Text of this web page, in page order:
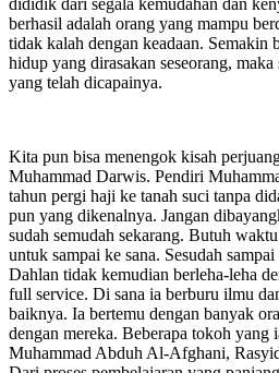
dididik dari segala kemudahan dan
berhasil adalah orang yang mampu
tidak kalah dengan keadaan. Semakin
hidup yang dirasakan seseorang,
yang telah dicapainya.
Kita pun bisa menengok kisah
Muhammad Darwis. Pendiri
tahun pergi haji ke tanah suci tanpa
pun yang dikenalnya. Jangan
sudah semudah sekarang. Butuh
untuk sampai ke sana. Sesudah
Dahlan tidak kemudian berleha-leha
full service. Di sana ia berburu ilmu
baiknya. Ia bertemu dengan banyak
dengan mereka. Beberapa tokoh yang
Muhammad Abduh Al-Afghani,